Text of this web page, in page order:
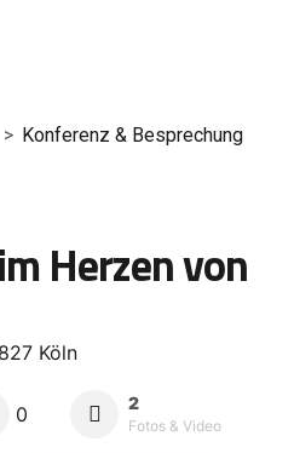
Konferenz & Besprechung
Herzen von
Köln
0 2
Fotos & Video